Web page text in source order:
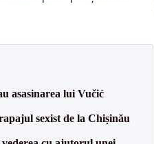
asasinarea lui Vučić
sexist de la Chișinău